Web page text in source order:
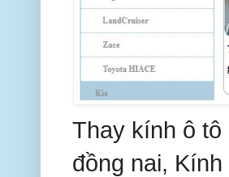
Thay kính ô
đồng nai,